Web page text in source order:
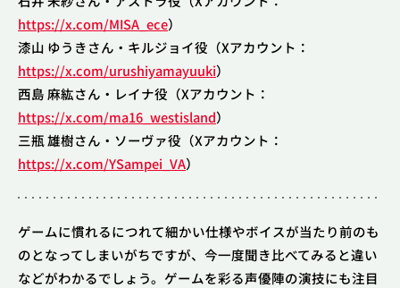
https://x.com/MISA_ece）
漆山 ゆうきさん・キルジョイ役（Xアカウント：
https://x.com/urushiyamayuuki）
西島 麻紘さん・レイナ役（Xアカウント：
https://x.com/ma16_westisland）
三瓶 雄樹さん・ソーヴァ役（Xアカウント：
https://x.com/YSampei_VA）
ゲームに慣れるにつれて細かい仕様やボイスが当たり前のも
のとなってしまいがちですが、今一度聞き比べてみると違い
などがわかるでしょう。ゲームを彩る声優陣の演技にも注目